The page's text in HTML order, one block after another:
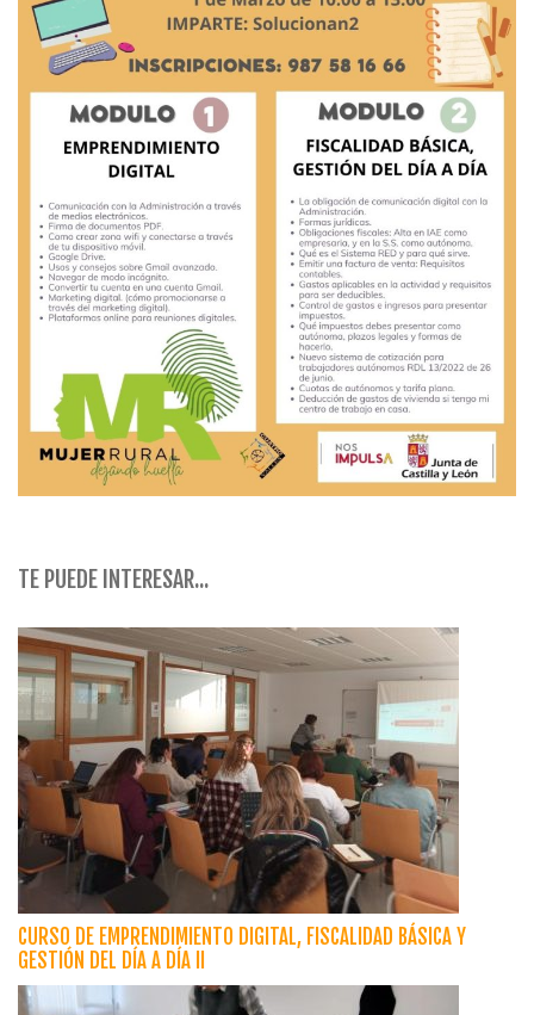
TE PUEDE INTERESAR...
CURSO DE EMPRENDIMIENTO DIGITAL, FISCALIDAD BÁSICA Y
GESTIÓN DEL DÍA A DÍA II